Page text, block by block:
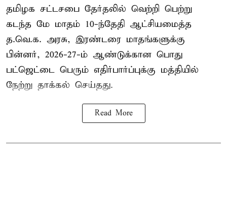
தமிழக சட்டசபை தேர்தலில் வெற்றி பெற்று
கடந்த மே மாதம் 10-ந்தேதி ஆட்சியமைத்த
த.வெ.க. அரசு, இரண்டரை மாதங்களுக்கு
பின்னர், 2026-27-ம் ஆண்டுக்கான பொது
பட்ஜெட்டை பெரும் எதிர்பார்ப்புக்கு மத்தியில்
நேற்று தாக்கல் செய்தது.
Read More